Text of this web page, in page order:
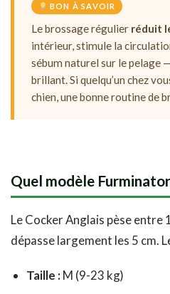
BON À SAVOIR
Le brossage régulier réduit
intérieur, stimule la
sébum naturel sur le pelage
brillant. Si quelqu’un chez
chien, une bonne routine de
Quel modèle
Le Cocker Anglais pèse entre
dépasse largement les 5 cm.
Taille : M (9-23 kg)